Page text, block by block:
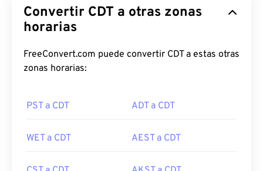
Convertir CDT a otras zonas
horarias
FreeConvert.com puede convertir CDT a estas otras
zonas horarias:
PST a CDT ADT a CDT
WET a CDT AEST a CDT